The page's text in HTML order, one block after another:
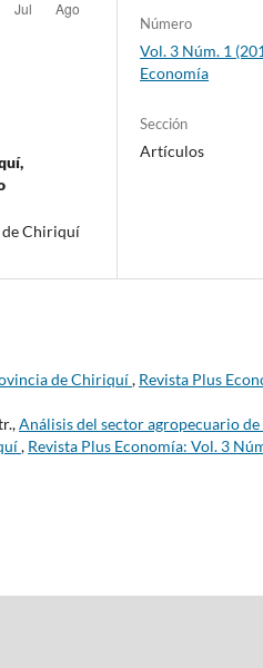
de Chiriquí
Número
Vol. 3 Núm. 1
Economía
Sección
Artículos
de Chiriquí, Revista Plus
Análisis del sector agropecuario
, Revista Plus Economía: Vol. 3